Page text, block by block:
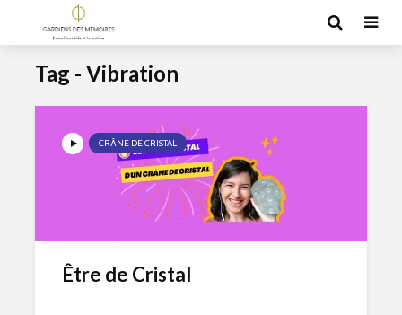
Tag - Vibration
CRÂNE DE CRISTAL
Être de Cristal